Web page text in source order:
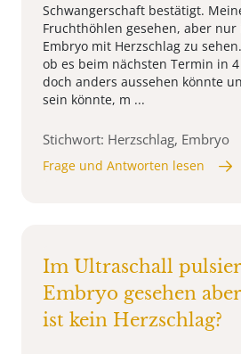
Schwangerschaft bestätigt.
Fruchthöhlen gesehen, aber
Embryo mit Herzschlag zu
ob es beim nächsten Termin in
doch anders aussehen könnte
sein könnte, m ...
Stichwort: Herzschlag, Embryo
Frage und Antworten lesen
Im Ultraschall
Embryo gesehen
ist kein Herzschlag?